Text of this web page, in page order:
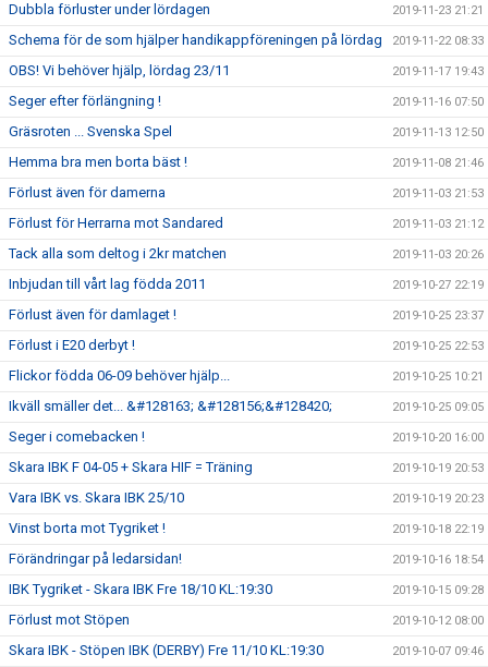
Dubbla förluster under lördagen 2019-11-23 21:21
Schema för de som hjälper handikappföreningen på lördag 2019-11-22 08:33
OBS! Vi behöver hjälp, lördag 23/11 2019-11-17 19:43
Seger efter förlängning ! 2019-11-16 07:50
Gräsroten ... Svenska Spel 2019-11-13 12:50
Hemma bra men borta bäst ! 2019-11-08 21:46
Förlust även för damerna 2019-11-03 21:53
Förlust för Herrarna mot Sandared 2019-11-03 21:12
Tack alla som deltog i 2kr matchen 2019-11-03 20:26
Inbjudan till vårt lag födda 2011 2019-10-27 22:19
Förlust även för damlaget ! 2019-10-25 23:37
Förlust i E20 derbyt ! 2019-10-25 22:53
Flickor födda 06-09 behöver hjälp... 2019-10-25 10:21
Ikväll smäller det... &#128163; &#128156;&#128420; 2019-10-25 09:05
Seger i comebacken ! 2019-10-20 16:00
Skara IBK F 04-05 + Skara HIF = Träning 2019-10-19 20:53
Vara IBK vs. Skara IBK 25/10 2019-10-19 20:23
Vinst borta mot Tygriket ! 2019-10-18 22:19
Förändringar på ledarsidan! 2019-10-16 18:54
IBK Tygriket - Skara IBK Fre 18/10 KL:19:30 2019-10-15 09:28
Förlust mot Stöpen 2019-10-12 08:00
Skara IBK - Stöpen IBK (DERBY) Fre 11/10 KL:19:30 2019-10-07 09:46